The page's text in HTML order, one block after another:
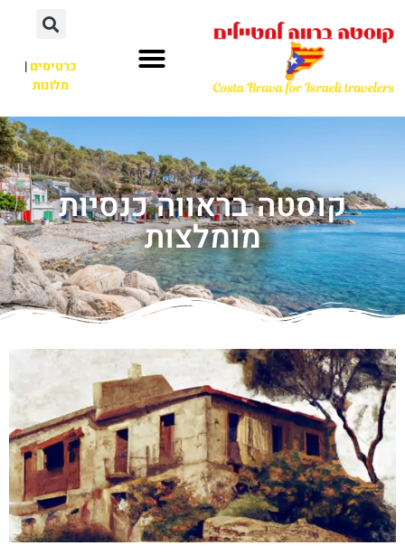
כרטיסים|
מלונות
קוסטה בראווה כנסיות
מומלצות